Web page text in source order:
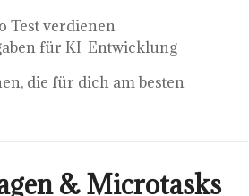
Test verdienen
für KI-Entwicklung
die für dich am besten
& Microtasks